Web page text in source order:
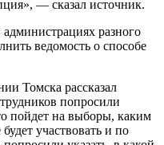
— сказал источник.
разного
ведомость о способе
Томска рассказал
попросили
пойдет на выборы, каким
участвовать и по